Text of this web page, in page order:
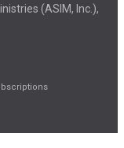
(ASIM, Inc.),